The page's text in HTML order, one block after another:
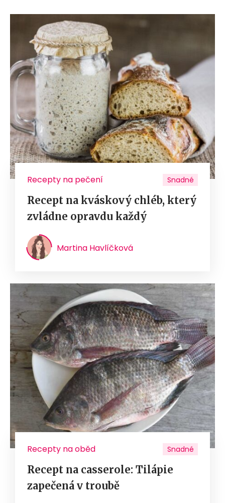
Recepty na pečení Snadné
Recept na kváskový chléb, který
zvládne opravdu každý
Martina Havlíčková
Recepty na oběd Snadné
Recept na casserole: Tilápie
zapečená v troubě